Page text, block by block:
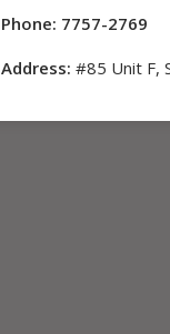
Phone: 7757-2769
Address: #85 Unit F,